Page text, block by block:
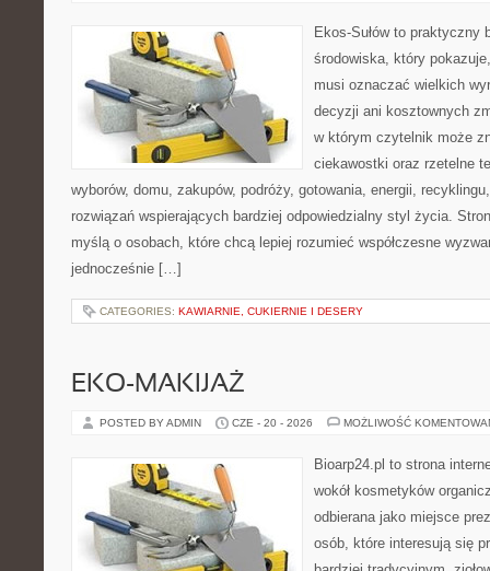
Ekos-Sułów to praktyczny
środowiska, który
musi oznaczać wielkich
decyzji ani kosztownych
w którym czytelnik może
ciekawostki oraz rzetelne
wyborów, domu, zakupów, podróży, gotowania, energii,
rozwiązań wspierających bardziej odpowiedzialny styl życia.
myślą o osobach, które chcą lepiej rozumieć współczesne
jednocześnie […]
CATEGORIES: KAWIARNIE, CUKIERNIE I DESERY
EKO-MAKIJAŻ
POSTED BY ADMIN CZE - 20 - 2026 MOŻLIWOŚĆ
Bioarp24.pl to strona
wokół kosmetyków
odbierana jako miejsce
osób, które interesują się